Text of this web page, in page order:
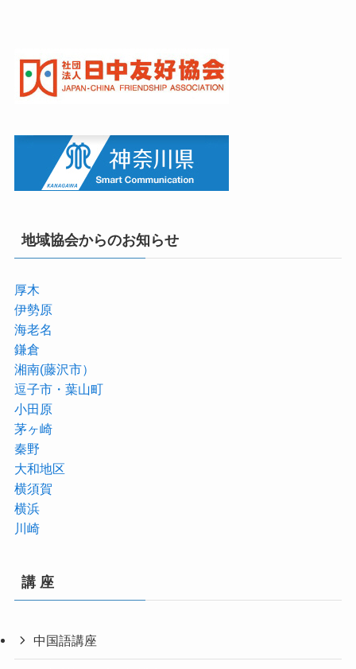
地域協会からのお知らせ
厚木
伊勢原
海老名
鎌倉
湘南(藤沢市）
逗子市・葉山町
小田原
茅ヶ崎
秦野
大和地区
横須賀
横浜
川崎
講 座
中国語講座